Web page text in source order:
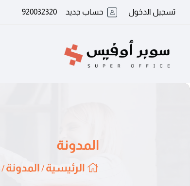
920032320 حساب جديد تسجيل الدخول
المدونة
الرئيسية / المدونة /